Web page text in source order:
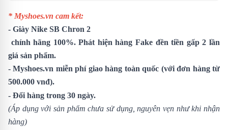
* Myshoes.vn cam kết:
- Giày Nike SB Chron 2
chính hãng 100%. Phát hiện hàng Fake đền tiền gấp 2 lần
giá sản phẩm.
- Myshoes.vn miễn phí giao hàng toàn quốc (với đơn hàng từ
500.000 vnđ).
- Đổi hàng trong 30 ngày.
(Áp dụng với sản phẩm chưa sử dụng, nguyên vẹn như khi nhận
hàng)